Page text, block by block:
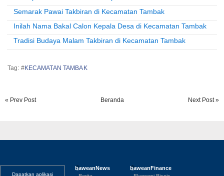
Semarak Pawai Takbiran di Kecamatan Tambak
Inilah Nama Bakal Calon Kepala Desa di Kecamatan Tambak
Tradisi Budaya Malam Takbiran di Kecamatan Tambak
Tag: #KECAMATAN TAMBAK
« Prev Post Next Post »
Beranda
Dapatkan aplikasi
baweanNews
baweanFinance